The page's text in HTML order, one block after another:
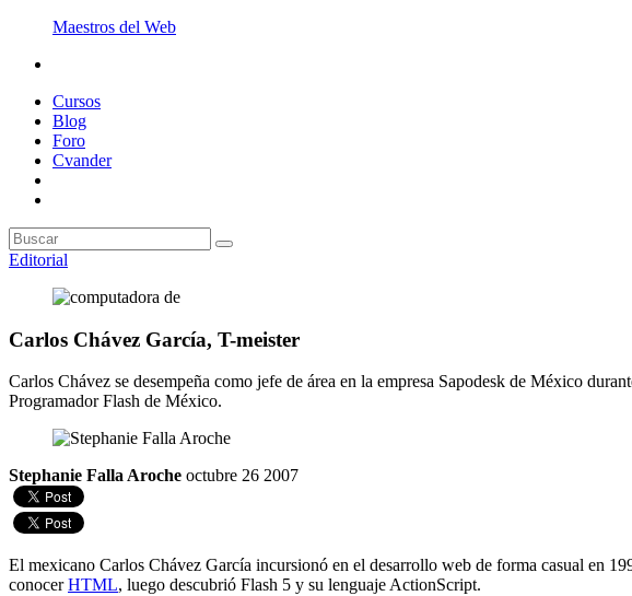
Maestros del Web
Cursos
Blog
Foro
Cvander
Editorial
Carlos Chávez García, T-meister
Carlos Chávez se desempeña como jefe de área en la empresa Sapodesk de México
Programador Flash de México.
Stephanie Falla Aroche octubre 26 2007
El mexicano Carlos Chávez García incursionó en el desarrollo web de forma casual en
conocerHTML, luego descubrió Flash 5 y su lenguaje ActionScript.